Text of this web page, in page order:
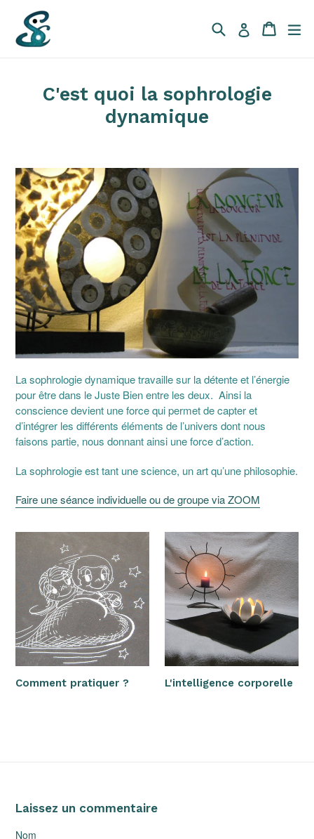
contenu
Recherche
Se Panier
Panier
C'est quoi la sophrologie
dynamique
La sophrologie dynamique travaille sur la détente et l’énergie
pour être dans le Juste Bien entre les deux. Ainsi la
conscience devient une force qui permet de capter et
d’intégrer les différents éléments de l’univers dont nous
faisons partie, nous donnant ainsi une force d’action.
La sophrologie est tant une science, un art qu’une philosophie.
Faire une séance individuelle ou de groupe via ZOOM
Comment pratiquer ? L'intelligence corporelle
Laissez un commentaire
Nom